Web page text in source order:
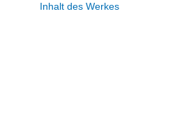
Inhalt des Werkes